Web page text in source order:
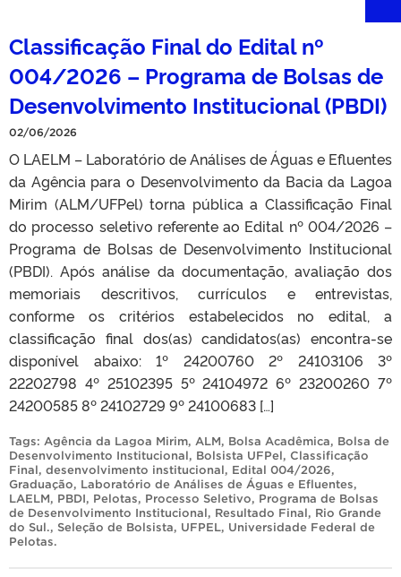
Classificação Final do Edital nº
004/2026 – Programa de Bolsas de
Desenvolvimento Institucional (PBDI)
02/06/2026
O LAELM – Laboratório de Análises de Águas e Efluentes
da Agência para o Desenvolvimento da Bacia da Lagoa
Mirim (ALM/UFPel) torna pública a Classificação Final
do processo seletivo referente ao Edital nº 004/2026 –
Programa de Bolsas de Desenvolvimento Institucional
(PBDI). Após análise da documentação, avaliação dos
memoriais descritivos, currículos e entrevistas,
conforme os critérios estabelecidos no edital, a
classificação final dos(as) candidatos(as) encontra-se
disponível abaixo: 1º 24200760 2º 24103106 3º
22202798 4º 25102395 5º 24104972 6º 23200260 7º
24200585 8º 24102729 9º 24100683 […]
Tags: Agência da Lagoa Mirim, ALM, Bolsa Acadêmica, Bolsa de
Desenvolvimento Institucional, Bolsista UFPel, Classificação
Final, desenvolvimento institucional, Edital 004/2026,
Graduação, Laboratório de Análises de Águas e Efluentes,
LAELM, PBDI, Pelotas, Processo Seletivo, Programa de Bolsas
de Desenvolvimento Institucional, Resultado Final, Rio Grande
do Sul., Seleção de Bolsista, UFPEL, Universidade Federal de
Pelotas.